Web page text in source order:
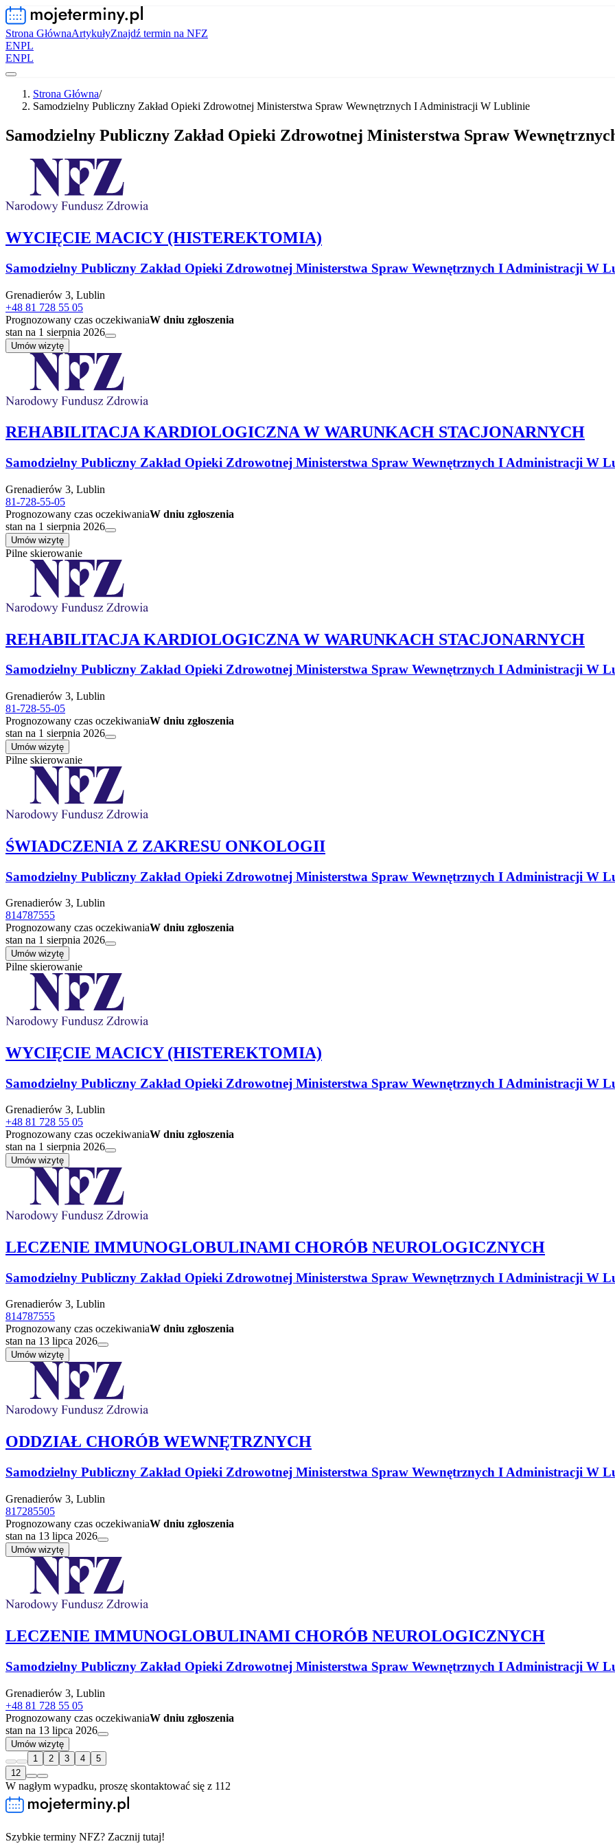
Strona GłównaArtykułyZnajdź termin na NFZ
ENPL
ENPL
Strona Główna/
Samodzielny Publiczny Zakład Opieki Zdrowotnej Ministerstwa Spraw Wewnętrznych I Administracji W Lublinie
Samodzielny Publiczny Zakład Opieki Zdrowotnej Ministerstwa Spraw
WYCIĘCIE MACICY (HISTEREKTOMIA)
Samodzielny Publiczny Zakład Opieki Zdrowotnej Ministerstwa Spraw Wewnętrznych I Administracji W
Grenadierów 3, Lublin
+48 81 728 55 05
Prognozowany czas oczekiwaniaW dniu zgłoszenia
stan na 1 sierpnia 2026
Umów wizytę
REHABILITACJA KARDIOLOGICZNA W WARUNKACH STACJONARNYCH
Samodzielny Publiczny Zakład Opieki Zdrowotnej Ministerstwa Spraw Wewnętrznych I Administracji W
Grenadierów 3, Lublin
81-728-55-05
Prognozowany czas oczekiwaniaW dniu zgłoszenia
stan na 1 sierpnia 2026
Umów wizytę
Pilne skierowanie
REHABILITACJA KARDIOLOGICZNA W WARUNKACH STACJONARNYCH
Samodzielny Publiczny Zakład Opieki Zdrowotnej Ministerstwa Spraw Wewnętrznych I Administracji W
Grenadierów 3, Lublin
81-728-55-05
Prognozowany czas oczekiwaniaW dniu zgłoszenia
stan na 1 sierpnia 2026
Umów wizytę
Pilne skierowanie
ŚWIADCZENIA Z ZAKRESU ONKOLOGII
Samodzielny Publiczny Zakład Opieki Zdrowotnej Ministerstwa Spraw Wewnętrznych I Administracji W
Grenadierów 3, Lublin
814787555
Prognozowany czas oczekiwaniaW dniu zgłoszenia
stan na 1 sierpnia 2026
Umów wizytę
Pilne skierowanie
WYCIĘCIE MACICY (HISTEREKTOMIA)
Samodzielny Publiczny Zakład Opieki Zdrowotnej Ministerstwa Spraw Wewnętrznych I Administracji W
Grenadierów 3, Lublin
+48 81 728 55 05
Prognozowany czas oczekiwaniaW dniu zgłoszenia
stan na 1 sierpnia 2026
Umów wizytę
LECZENIE IMMUNOGLOBULINAMI CHORÓB NEUROLOGICZNYCH
Samodzielny Publiczny Zakład Opieki Zdrowotnej Ministerstwa Spraw Wewnętrznych I Administracji W
Grenadierów 3, Lublin
814787555
Prognozowany czas oczekiwaniaW dniu zgłoszenia
stan na 13 lipca 2026
Umów wizytę
ODDZIAŁ CHORÓB WEWNĘTRZNYCH
Samodzielny Publiczny Zakład Opieki Zdrowotnej Ministerstwa Spraw Wewnętrznych I Administracji W
Grenadierów 3, Lublin
817285505
Prognozowany czas oczekiwaniaW dniu zgłoszenia
stan na 13 lipca 2026
Umów wizytę
LECZENIE IMMUNOGLOBULINAMI CHORÓB NEUROLOGICZNYCH
Samodzielny Publiczny Zakład Opieki Zdrowotnej Ministerstwa Spraw Wewnętrznych I Administracji W
Grenadierów 3, Lublin
+48 81 728 55 05
Prognozowany czas oczekiwaniaW dniu zgłoszenia
stan na 13 lipca 2026
Umów wizytę
1
2 3 4
5
12
W nagłym wypadku, proszę skontaktować się z 112
Szybkie terminy NFZ? Zacznij tutaj!